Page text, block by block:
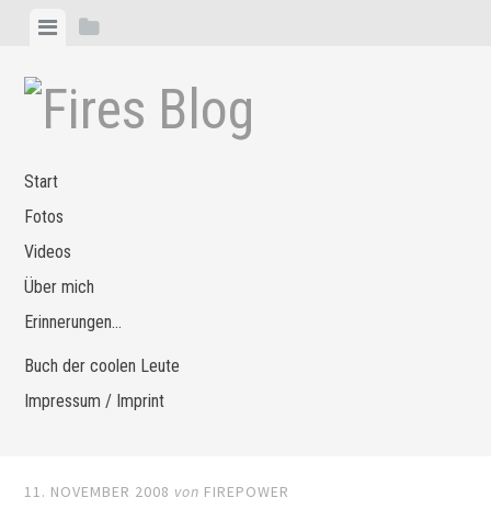
Zum
springen
MenüSeitenleiste
Start
Fotos
Videos
Über mich
Erinnerungen…
Buch der coolen Leute
Impressum / Imprint
11. NOVEMBER 2008 von FIREPOWER